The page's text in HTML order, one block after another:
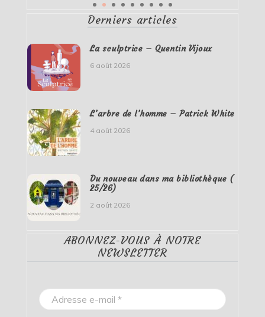
Derniers articles
La sculptrice – Quentin Vijoux
6 août 2026
L’arbre de l’homme – Patrick White
4 août 2026
Du nouveau dans ma bibliothèque (
25/26)
2 août 2026
ABONNEZ-VOUS À NOTRE
NEWSLETTER